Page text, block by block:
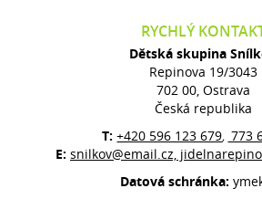
RYCHLÝ
Dětská skupina
Repinova 19/3043
702 00, Ostrava
Česká republika
T:+420 596 123 679, 773
E: snilkov@email.cz,
Datová schránka: